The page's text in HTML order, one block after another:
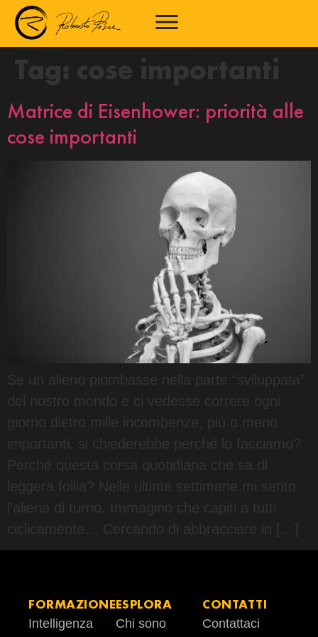
Tag: cose importanti
Matrice di Eisenhower: priorità alle
cose importanti
Se un alieno piombasse nella parte “sviluppata”
del nostro mondo e ci vedesse correre ogni
giorno dietro mille incombenze, più o meno
importanti, si chiederebbe perché lo facciamo?
Perché questa corsa quotidiana che sa di
leggera follia? Nelle ultime settimane mi sento
ciclicamente… Cercando di abbracciare in […]
FORMAZIONE
Intelligenza
ESPLORA
Chi sono
CONTATTI
Contattaci